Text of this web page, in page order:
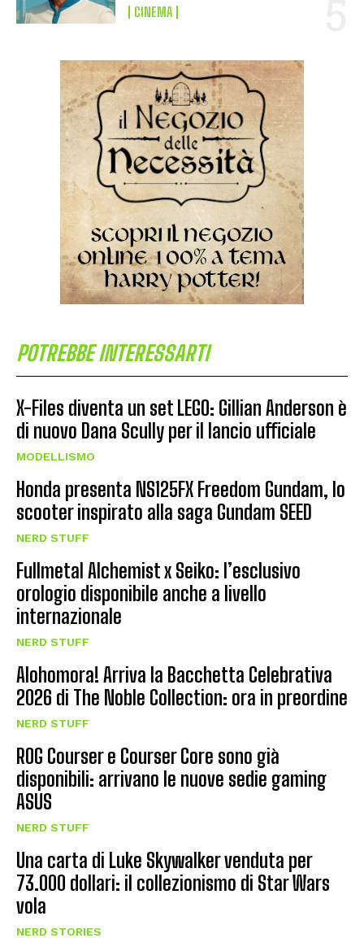
CINEMA
POTREBBE INTERESSARTI
X-Files diventa un set LEGO: Gillian Anderson è
di nuovo Dana Scully per il lancio ufficiale
MODELLISMO
Honda presenta NS125FX Freedom Gundam, lo
scooter inspirato alla saga Gundam SEED
NERD STUFF
Fullmetal Alchemist x Seiko: l’esclusivo
orologio disponibile anche a livello
internazionale
NERD STUFF
Alohomora! Arriva la Bacchetta Celebrativa
2026 di The Noble Collection: ora in preordine
NERD STUFF
ROG Courser e Courser Core sono già
disponibili: arrivano le nuove sedie gaming
ASUS
NERD STUFF
Una carta di Luke Skywalker venduta per
73.000 dollari: il collezionismo di Star Wars
vola
NERD STORIES